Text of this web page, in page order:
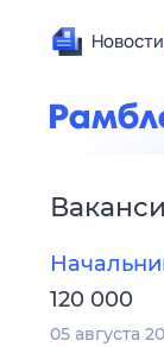
Новости
120 000
05 августа